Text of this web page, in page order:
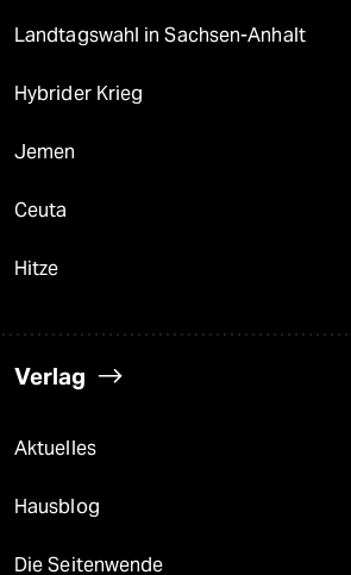
Landtagswahl in Sachsen-Anhalt
Hybrider Krieg
Jemen
Ceuta
Hitze
Verlag
Aktuelles
Hausblog
Die Seitenwende